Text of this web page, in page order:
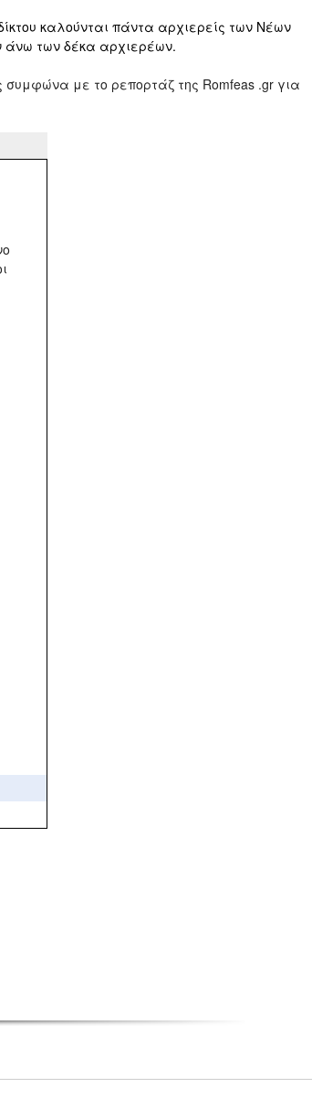
καλούνται πάντα αρχιερείς των Νέων
άνω των δέκα αρχιερέων.
με το ρεπορτάζ της Romfeas .gr για